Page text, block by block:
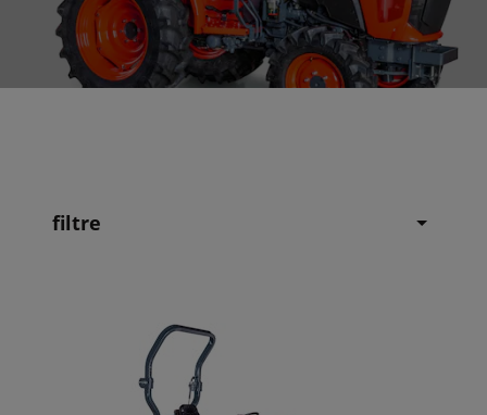
filtre